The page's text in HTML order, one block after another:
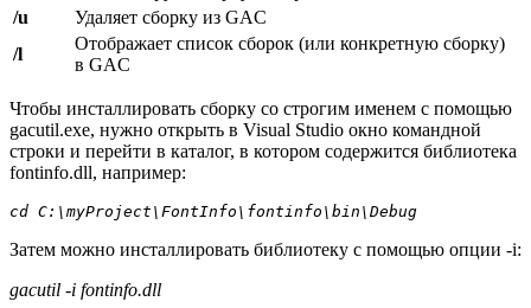
/u
Удаляет сборку из GAC
/l
Отображает список сборок (или конкретную сборку)
в GAC
Чтобы инсталлировать сборку со строгим именем с помощью
gacutil.exe, нужно открыть в Visual Studio окно командной
строки и перейти в каталог, в котором содержится библиотека
fontinfo.dll, например:
cd C:\myProject\FontInfo\fontinfo\bin\Debug
Затем можно инсталлировать библиотеку с помощью опции -i:
gacutil -i fontinfo.dll